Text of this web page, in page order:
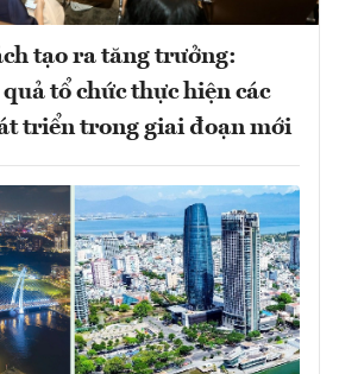
tạo ra tăng trưởng:
tổ chức thực hiện các
triển trong giai đoạn mới